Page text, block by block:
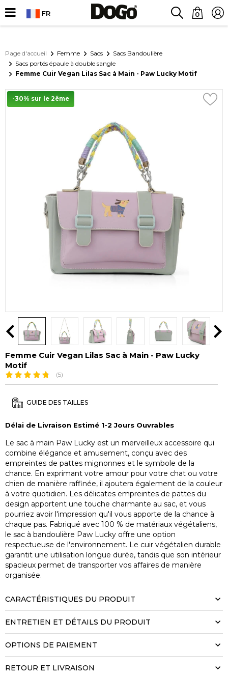
FR 0
Page d'accueil Femme Sacs
Sacs Bandoulière
Sacs portés épaule à double sangle
Femme Cuir Vegan Lilas Sac à Main - Paw Lucky Motif
-30% sur le 2ême
Femme Cuir Vegan Lilas Sac à Main - Paw Lucky
Motif
(5)
GUIDE DES TAILLES
Délai de Livraison Estimé 1-2 Jours Ouvrables
Le sac à main Paw Lucky est un merveilleux accessoire qui
combine élégance et amusement, conçu avec des
empreintes de pattes mignonnes et le symbole de la
chance. En exprimant votre amour pour votre chat ou votre
chien de manière raffinée, il ajoutera également de la couleur
à votre quotidien. Les délicates empreintes de pattes du
design apportent une touche charmante au sac, et vous
pourriez avoir l'impression qu'il vous apporte de la chance à
chaque pas. Fabriqué avec 100 % de matériaux végétaliens,
le sac à bandoulière Paw Lucky offre une option
respectueuse de l'environnement. Le cuir végétalien durable
garantit une utilisation longue durée, tandis que son intérieur
spacieux permet de transporter vos affaires de manière
organisée.
CARACTÉRISTIQUES DU PRODUIT
ENTRETIEN ET DÉTAILS DU PRODUIT
OPTIONS DE PAIEMENT
RETOUR ET LIVRAISON